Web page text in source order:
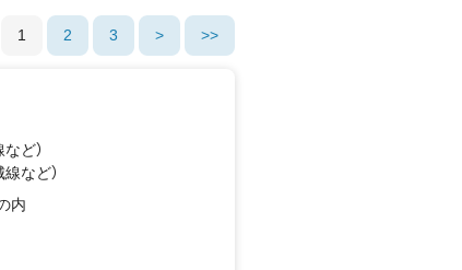
1 2 3 > >>
など）
線など）
内